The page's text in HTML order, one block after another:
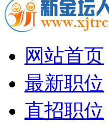
网站首页
最新职位
直招职位